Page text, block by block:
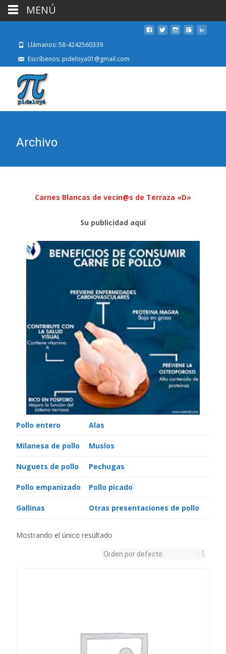
Llámanos: 58-4242560339
Escríbenos: pideloya01@gmail.com
Archivo
Carnes Blancas de vecin@s de Terraza «D»
Su publicidad aquí
Pollo entero Alas
Milanesa de pollo Muslos
Nuguets de pollo Pechugas
Pollo empanizado Pollo picado
Gallinas Otras presentaciones de pollo
Mostrando el único resultado
MENÚ